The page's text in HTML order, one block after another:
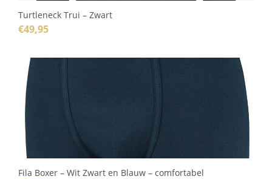
Turtleneck Trui – Zwart
€49,95
Fila Boxer – Wit Zwart en Blauw – comfortabel